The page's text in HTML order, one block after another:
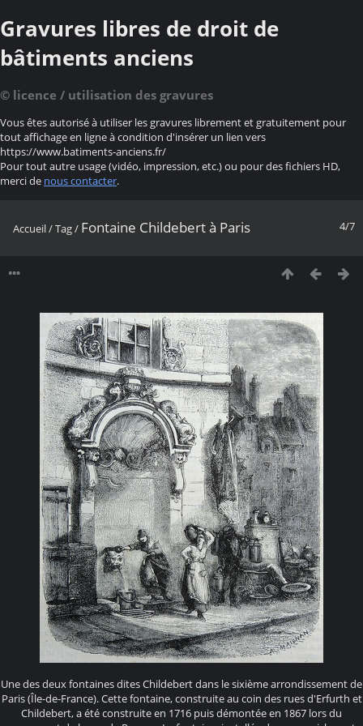
Gravures libres de droit de
bâtiments anciens
© licence / utilisation des gravures
Vous êtes autorisé à utiliser les gravures librement et gratuitement pour
tout affichage en ligne à condition d'insérer un lien vers
https://www.batiments-anciens.fr/
Pour tout autre usage (vidéo, impression, etc.) ou pour des fichiers HD,
merci de nous contacter.
4/7
Accueil/Tag/ Fontaine Childebert à Paris
Une des deux fontaines dites Childebert dans le sixième arrondissement de
Paris (Île-de-France). Cette fontaine, construite au coin des rues d'Erfurth et
Childebert, a été construite en 1716 puis démontée en 1867 lors du